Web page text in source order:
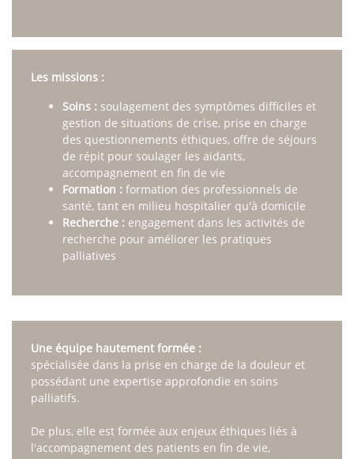
Les missions :
Soins : soulagement des symptômes difficiles et
gestion de situations de crise, prise en charge
des questionnements éthiques, offre de séjours
de répit pour soulager les aidants,
accompagnement en fin de vie
Formation : formation des professionnels de
santé, tant en milieu hospitalier qu'à domicile
Recherche : engagement dans les activités de
recherche pour améliorer les pratiques
palliatives
Une équipe hautement formée :
spécialisée dans la prise en charge de la douleur et
possédant une expertise approfondie en soins
palliatifs.
De plus, elle est formée aux enjeux éthiques liés à
l'accompagnement des patients en fin de vie,